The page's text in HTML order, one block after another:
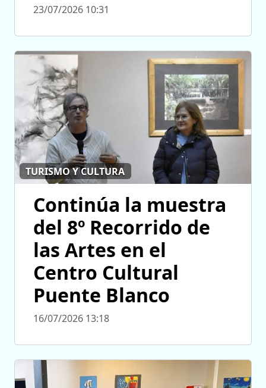
23/07/2026 10:31
TURISMO Y CULTURA
Continúa la muestra
del 8º Recorrido de
las Artes en el
Centro Cultural
Puente Blanco
16/07/2026 13:18